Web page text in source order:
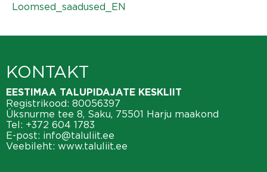
Loomsed_saadused_EN
KONTAKT
EESTIMAA TALUPIDAJATE KESKLIIT
Registrikood: 80056397
Üksnurme tee 8, Saku, 75501 Harju maakond
Tel: +372 604 1783
E-post: info@taluliit.ee
Veebileht: www.taluliit.ee